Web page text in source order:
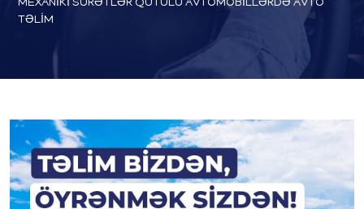
MEXANİKİ SÜRƏTLƏR QUTULU AVTOMOBİLLƏRDƏ AVTO
TƏLİM